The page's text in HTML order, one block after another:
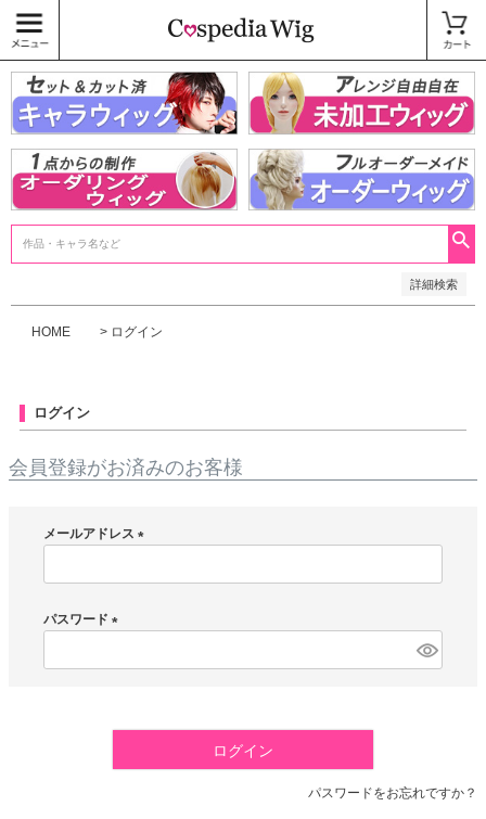
詳細検索
〜
商品タグ
キャラウィッグ
未加工ウィッグ
ベースウィッグ
衣装
SALE中
HOME ログイン
ログイン
会員登録がお済みのお客様
メールアドレス
必
パスワード
必
ログイン
パスワードをお忘れですか？